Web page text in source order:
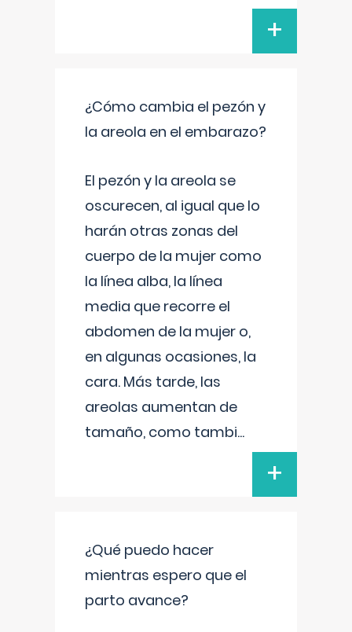
+
¿Cómo cambia el pezón y
la areola en el embarazo?
El pezón y la areola se
oscurecen, al igual que lo
harán otras zonas del
cuerpo de la mujer como
la línea alba, la línea
media que recorre el
abdomen de la mujer o,
en algunas ocasiones, la
cara. Más tarde, las
areolas aumentan de
tamaño, como tambi...
+
¿Qué puedo hacer
mientras espero que el
parto avance?